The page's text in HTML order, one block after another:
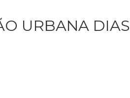
URBANA DIAS